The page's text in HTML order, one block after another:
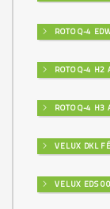
ROTO Q-4
ROTO Q-4 H2
ROTO Q-4 H3
VELUX DKL
VELUX EDS